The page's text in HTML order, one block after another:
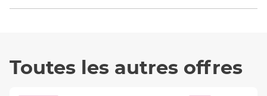
Toutes les autres offres